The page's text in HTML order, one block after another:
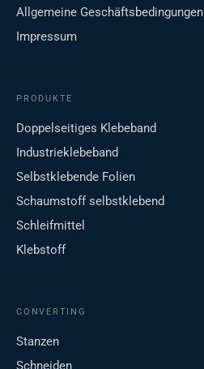
Allgemeine Geschäftsbedingungen
Impressum
PRODUKTE
Doppelseitiges Klebeband
Industrieklebeband
Selbstklebende Folien
Schaumstoff selbstklebend
Schleifmittel
Klebstoff
CONVERTING
Stanzen
Schneiden